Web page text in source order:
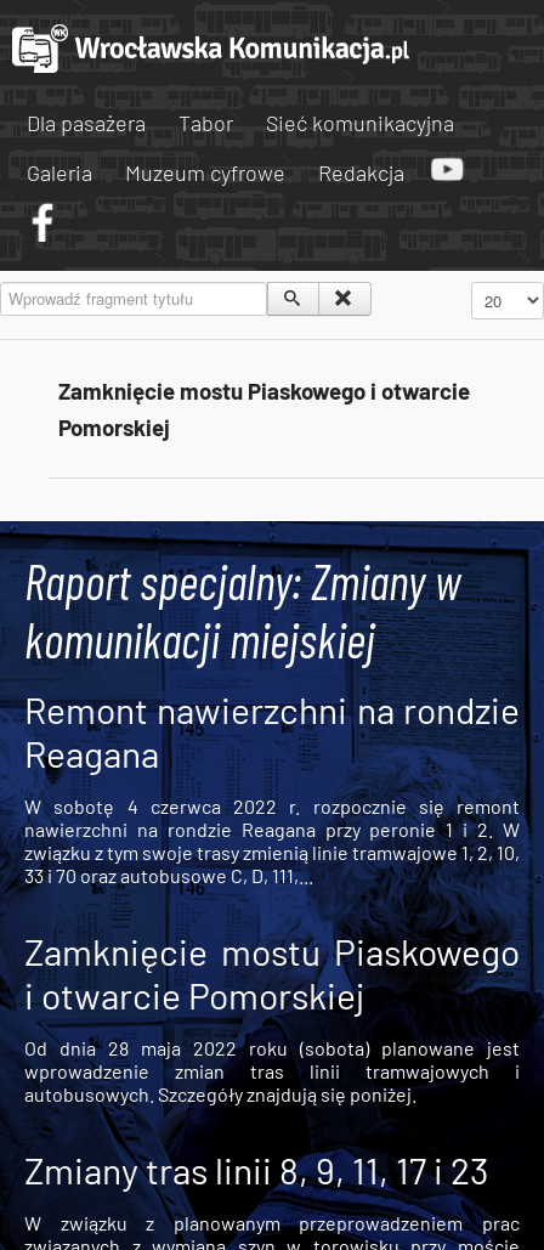
Dla pasażera Tabor
Sieć komunikacyjna
Galeria
Muzeum cyfrowe Redakcja
Wprowadź fragment tytułu Pokaż #
Zamknięcie mostu Piaskowego i otwarcie
Pomorskiej
Raport specjalny: Zmiany w
komunikacji miejskiej
Remont nawierzchni na rondzie
Reagana
W sobotę 4 czerwca 2022 r. rozpocznie się remont
nawierzchni na rondzie Reagana przy peronie 1 i 2. W
związku z tym swoje trasy zmienią linie tramwajowe 1, 2, 10,
33 i 70 oraz autobusowe C, D, 111,...
Zamknięcie mostu Piaskowego
i otwarcie Pomorskiej
Od dnia 28 maja 2022 roku (sobota) planowane jest
wprowadzenie zmian tras linii tramwajowych i
autobusowych. Szczegóły znajdują się poniżej.
Zmiany tras linii 8, 9, 11, 17 i 23
W związku z planowanym przeprowadzeniem prac